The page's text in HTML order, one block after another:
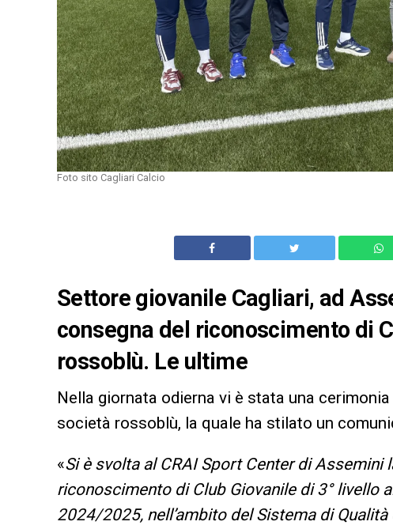
Foto sito Cagliari Calcio
Settore giovanile Cagliari, ad
consegna del riconoscimento di
rossoblù. Le ultime
Nella giornata odierna vi è stata una
società rossoblù, la quale ha stilato un
«Si è svolta al CRAI Sport Center di Assemini
riconoscimento di Club Giovanile di 3° livello
2024/2025, nell’ambito del Sistema di